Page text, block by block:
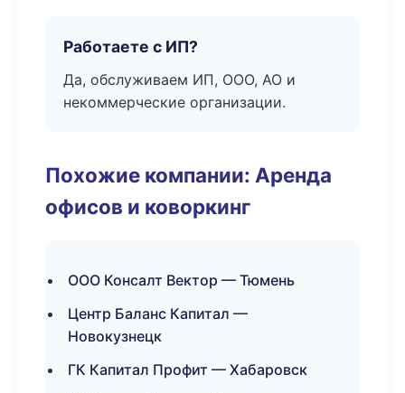
Работаете с ИП?
Да, обслуживаем ИП, ООО, АО и
некоммерческие организации.
Похожие компании: Аренда
офисов и коворкинг
ООО Консалт Вектор — Тюмень
Центр Баланс Капитал —
Новокузнецк
ГК Капитал Профит — Хабаровск